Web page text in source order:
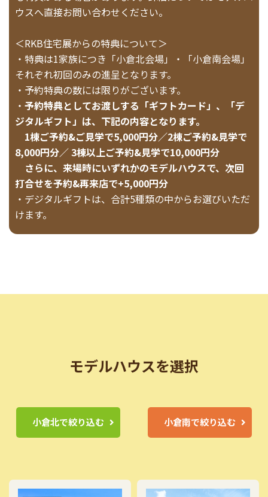
ウスへ直接お問い合わせください。
＜RKB住宅展からの特典について＞
・特典は1家族につき「小倉北会場」・「小倉南会場」
それぞれ初回のみの進呈となります。
・予約特典の数には限りがございます。
・ 予約特典としてお渡しする「ギフトカード」、「デ
ジタルギフト」は、下記の内容となります。
1棟ご予約&ご見学で5,000円分／2棟ご予約&見学で
8,000円分／ 3棟以上ご予約&見学で10,000円分
さらに、来場時にいずれかのモデルハウスで、次回
打合せを予約&再来店で+5,000円分
・デジタルギフトは、合計5種類の中からお選びいただ
けます。
モデルハウスを選択
小倉北で絞り込む 小倉南で絞り込む